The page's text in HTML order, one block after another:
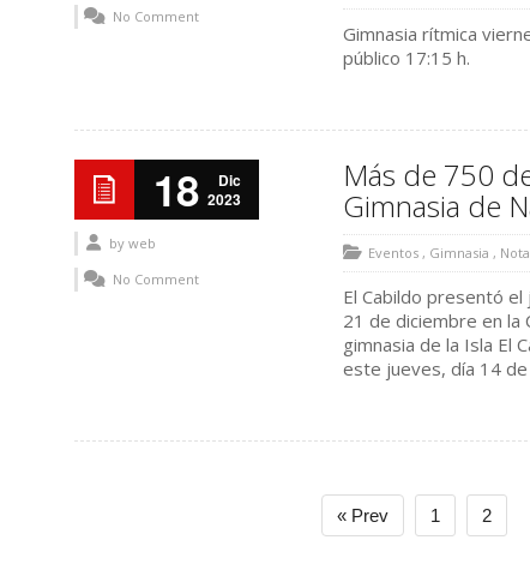
No Comment
Gimnasia rítmica
público 17:15 h.
18
Dic
2023
by web
No Comment
Más de 750
Gimnasia de
Eventos , Gimnasia ,
El Cabildo presentó
21 de diciembre en la
gimnasia de la Isla El
este jueves, día 14
« Prev 1 2